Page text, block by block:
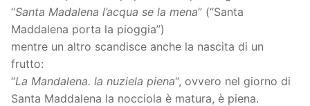
“Santa Madalena l’acqua se la mena” (“Santa
Maddalena porta la pioggia”)
mentre un altro scandisce anche la nascita di un
frutto:
“La Mandalena. la nuziela piena“, ovvero nel giorno di
Santa Maddalena la nocciola è matura, è piena.